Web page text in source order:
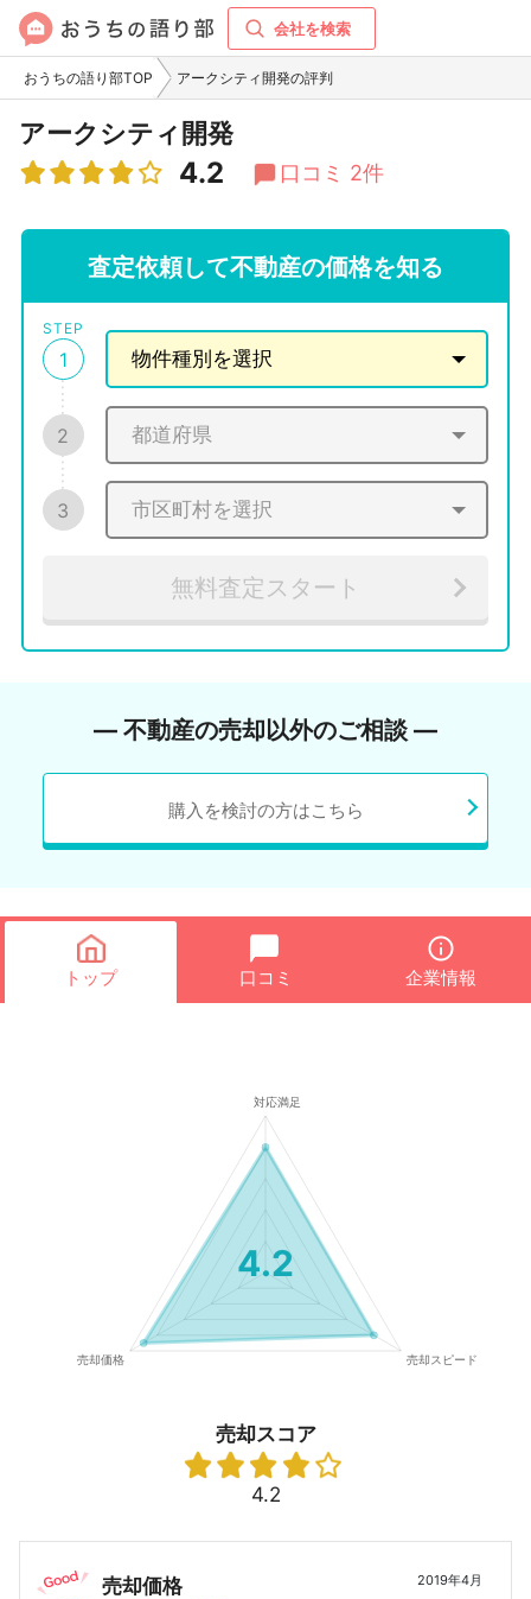
会社を検索
おうちの語り部TOP アークシティ開発の評判
アークシティ開発
4.2 口コミ 2件
査定依頼して不動産の価格を知る
STEP
1
2
3
無料査定スタート
― 不動産の売却以外のご相談 ―
購入を検討の方はこちら
トップ 口コミ 企業情報
4.2
売却スコア
4.2
2019年4月
売却価格